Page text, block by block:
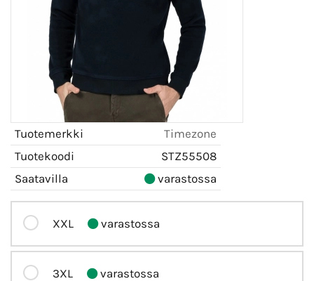
Tuotemerkki
Timezone
Tuotekoodi
STZ55508
Saatavilla
varastossa
XXL varastossa
3XL varastossa